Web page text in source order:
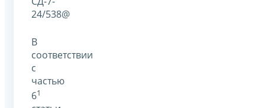
24/538@
В
соответствии
с
частью
61